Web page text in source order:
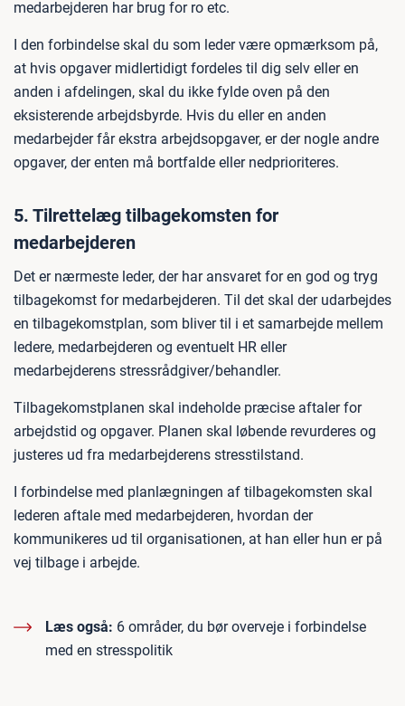
medarbejderen har brug for ro etc.
I den forbindelse skal du som leder være opmærksom på,
at hvis opgaver midlertidigt fordeles til dig selv eller en
anden i afdelingen, skal du ikke fylde oven på den
eksisterende arbejdsbyrde. Hvis du eller en anden
medarbejder får ekstra arbejdsopgaver, er der nogle andre
opgaver, der enten må bortfalde eller nedprioriteres.
5. Tilrettelæg tilbagekomsten for
medarbejderen
Det er nærmeste leder, der har ansvaret for en god og tryg
tilbagekomst for medarbejderen. Til det skal der udarbejdes
en tilbagekomstplan, som bliver til i et samarbejde mellem
ledere, medarbejderen og eventuelt HR eller
medarbejderens stressrådgiver/behandler.
Tilbagekomstplanen skal indeholde præcise aftaler for
arbejdstid og opgaver. Planen skal løbende revurderes og
justeres ud fra medarbejderens stresstilstand.
I forbindelse med planlægningen af tilbagekomsten skal
lederen aftale med medarbejderen, hvordan der
kommunikeres ud til organisationen, at han eller hun er på
vej tilbage i arbejde.
Læs også: 6 områder, du bør overveje i forbindelse
med en stresspolitik